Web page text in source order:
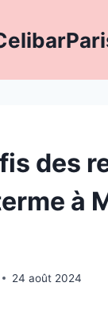
des
à
24 août 2024